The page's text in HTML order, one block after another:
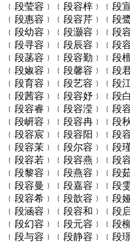
﹛段莹容﹜﹛段容梓﹜﹛段
﹛段惠容﹜﹛段容芹﹜﹛段
﹛段幼容﹜﹛段灏容﹜﹛段
﹛段寻容﹜﹛段辰容﹜﹛段
﹛段菡容﹜﹛段容勤﹜﹛段
﹛段婌容﹜﹛段馨容﹜﹛段
﹛段育容﹜﹛段艺容﹜﹛段
﹛段茜容﹜﹛段容妤﹜﹛段
﹛段容睿﹜﹛段容滢﹜﹛段
﹛段岍容﹜﹛段容冉﹜﹛段
﹛段容宸﹜﹛段容阳﹜﹛段
﹛段容茉﹜﹛段尔容﹜﹛段
﹛段容若﹜﹛段容燕﹜﹛段
﹛段黎容﹜﹛段燕容﹜﹛段
﹛段容曼﹜﹛段嘉容﹜﹛段
﹛段容希﹜﹛段歆容﹜﹛段
﹛段涵容﹜﹛段容和﹜﹛段
﹛段幻容﹜﹛段元容﹜﹛段
﹛段与容﹜﹛段静容﹜﹛段